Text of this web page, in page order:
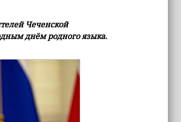
Чеченской
днём родного языка.